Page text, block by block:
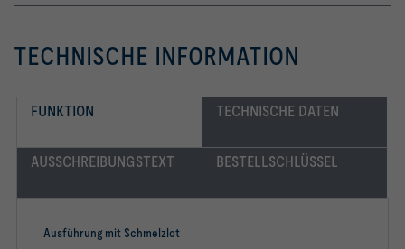
TECHNISCHE INFORMATION
FUNKTION TECHNISCHE DATEN
AUSSCHREIBUNGSTEXT BESTELLSCHLÜSSEL
Ausführung mit Schmelzlot